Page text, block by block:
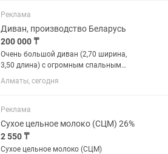
Реклама
Диван, производство Беларусь
200 000 ₸
Очень большой диван (2,70 ширина,
3,50 длина) с огромным спальным
местом, внутри много места для вещей,
подлокотники открываются, мягкий,
состоянии. Продаем потому что...
Алматы, сегодня
Реклама
Сухое цельное молоко (СЦМ) 26%
2 550 ₸
Сухое цельное молоко (СЦМ)